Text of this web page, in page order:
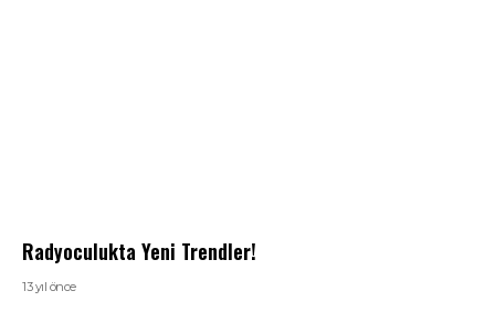
Radyoculukta Yeni Trendler!
13 yıl önce